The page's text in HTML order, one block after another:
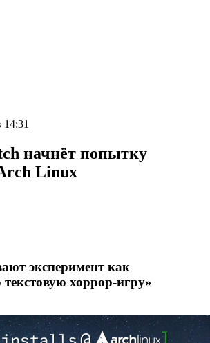
14:31
начнёт попытку
Linux
эксперимент как
хоррор-игру»